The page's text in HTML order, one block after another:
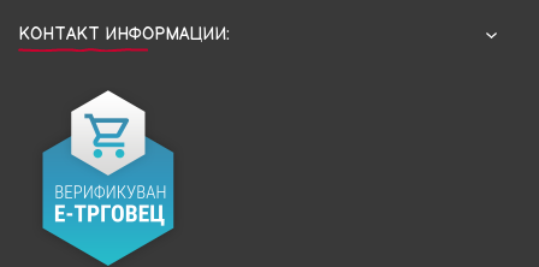
КОНТАКТ ИНФОРМАЦИИ: